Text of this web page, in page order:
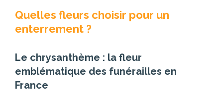
Quelles fleurs choisir pour un
enterrement ?
Le chrysanthème : la fleur
emblématique des funérailles en
France